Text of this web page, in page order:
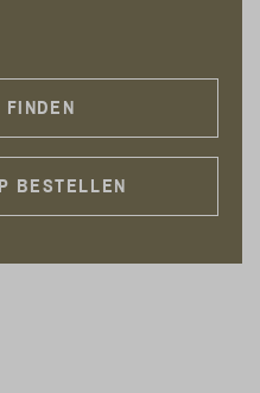
FINDEN
BESTELLEN